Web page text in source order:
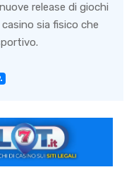
release di giochi
sia fisico che